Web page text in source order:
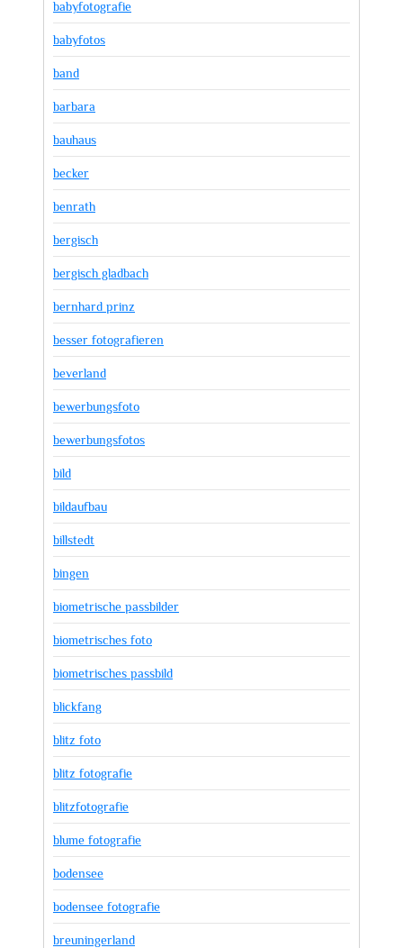
babyfotografie
babyfotos
band
barbara
bauhaus
becker
benrath
bergisch
bergisch gladbach
bernhard prinz
besser fotografieren
beverland
bewerbungsfoto
bewerbungsfotos
bild
bildaufbau
billstedt
bingen
biometrische passbilder
biometrisches foto
biometrisches passbild
blickfang
blitz foto
blitz fotografie
blitzfotografie
blume fotografie
bodensee
bodensee fotografie
breuningerland